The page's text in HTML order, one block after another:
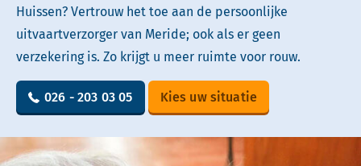
Huissen? Vertrouw het toe aan de persoonlijke
uitvaartverzorger van Meride; ook als er geen
verzekering is. Zo krijgt u meer ruimte voor rouw.
026 - 203 03 05 Kies uw situatie